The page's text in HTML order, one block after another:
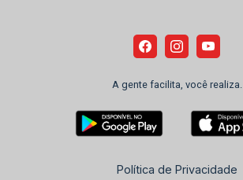
A gente facilita, você realiza.
Política de Privacidade